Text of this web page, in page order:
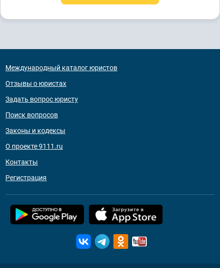
Международный каталог юристов
Отзывы о юристах
Задать вопрос юристу
Поиск вопросов
Законы и кодексы
О проекте 9111.ru
Контакты
Регистрация